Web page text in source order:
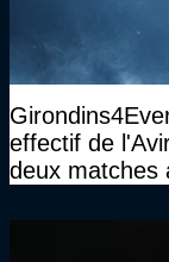
effectif de
deux matches